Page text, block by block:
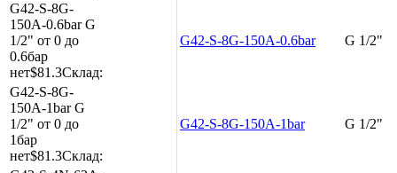
G42-S-8G-
150A-0.6barG
1/2" от 0 до
0.6бар
нет$81.3Склад:
G42-S-8G-150A-0.6bar G 1/2"
G42-S-8G-
150A-1barG
1/2" от 0 до
1бар
нет$81.3Склад:
G42-S-8G-150A-1bar G 1/2"